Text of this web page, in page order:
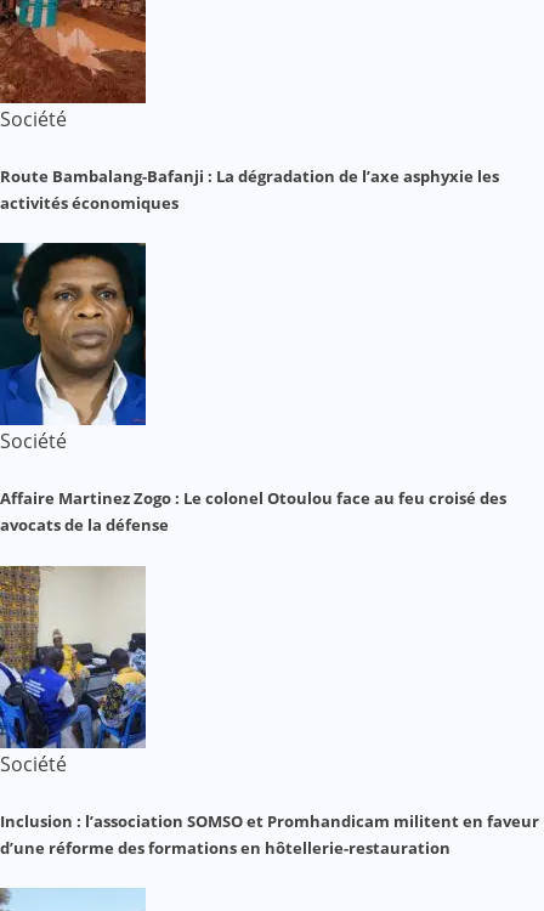
Société
Route Bambalang-Bafanji : La dégradation de l’axe asphyxie les
activités économiques
Société
Affaire Martinez Zogo : Le colonel Otoulou face au feu croisé des
avocats de la défense
Société
Inclusion : l’association SOMSO et Promhandicam militent en faveur
d’une réforme des formations en hôtellerie-restauration